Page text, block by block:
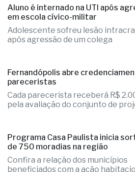
Aluno é internado na UTI após
em escola cívico-militar
Adolescente sofreu lesão
após agressão de um colega
Fernandópolis abre
pareceristas
Cada parecerista receberá R$
pela avaliação do conjunto de
Programa Casa Paulista inicia
de 750 moradias na região
Confira a relação dos municípios
beneficiados com a ação